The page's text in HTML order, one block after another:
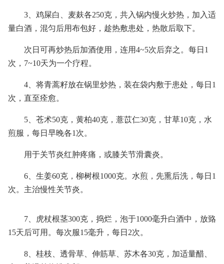
3、鸡屎白、麦麸各250克，共入锅内慢火炒热，加入适
量白酒，混匀后用布包好，趁热敷患处，热散后取下。
次日可再炒热后加酒使用，连用4~5次后弃之。每日1
次，7~10天为一个疗程。
4、将青蒿籽放在锅里炒热，装在袋内敷于患处，每日1
次，直至痊愈。
5、苍术50克，黄柏40克，薏苡仁30克，甘草10克，水
煎服，每日早晚各1次。
用于关节炎红肿疼痛，或膝关节滑囊炎。
6、生姜60克，柳树根1000克。水煎，先熏后洗，每日1
次。主治慢性关节炎。
7、虎杖根茎300克，捣烂，泡于1000毫升白酒中，放臵
15天后可用。每次服15毫升，每日2次。
8、桂枝、透骨草、伸筋草、苏木各30克，加适量醋、